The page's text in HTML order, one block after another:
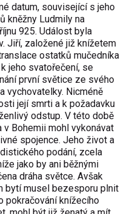
datum, související s jeho
kněžny Ludmily na
925. Událost byla
Jiří, založené již knížetem
ostatků mučedníka
jeho svatořečení, se
první světice ze svého
vychovatelky. Nicméně
její smrti a k požadavku
odstup. V této době
Bohemii mohl vykonávat
spojence. Jeho život a
podání, zcela
jako by ani běžnými
dráha světce. Avšak
bytí musel bezesporu plnit
pokračování knížecího